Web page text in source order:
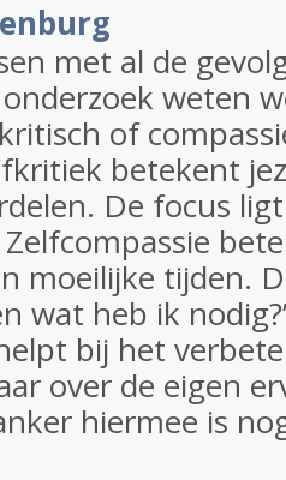
met al de
weten
of
betekent
De focus
Zelfcompassie
moeilijke tijden.
wat heb ik
bij het
over de eigen
hiermee is